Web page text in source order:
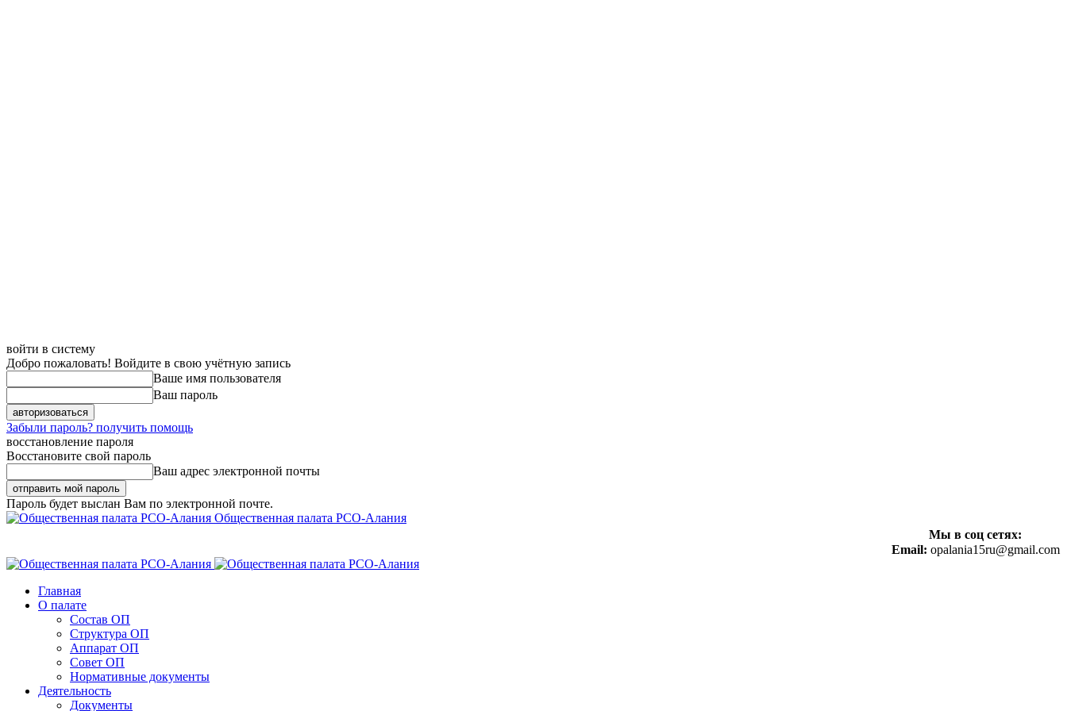
войти в систему
Добро пожаловать! Войдите в свою учётную запись
Ваше имя пользователя
Ваш пароль
Забыли пароль? получить помощь
восстановление пароля
Восстановите свой пароль
Ваш адрес электронной почты
Пароль будет выслан Вам по электронной почте.
Общественная палата РСО-Алания
Мы в соц сетях:
Email: opalania15ru@gmail.com
Главная
О палате
Состав ОП
Структура ОП
Аппарат ОП
Совет ОП
Нормативные документы
Деятельность
Документы